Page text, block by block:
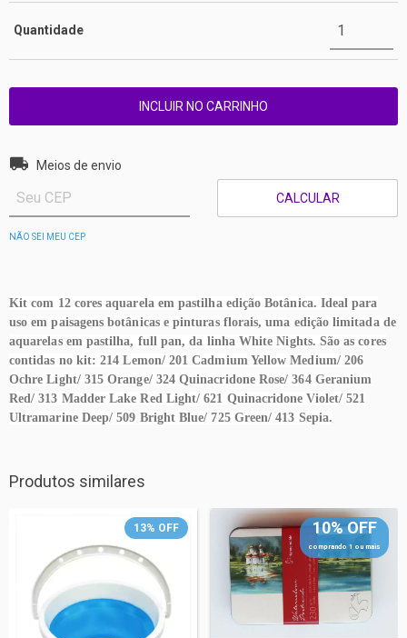
Quantidade
Entregas para o CEP:
Meios de envio
CALCULAR
NÃO SEI MEU CEP
Kit com 12 cores aquarela em pastilha edição Botânica. Ideal para
uso em paisagens botânicas e pinturas florais, uma edição limitada de
aquarelas em pastilha, full pan, da linha White Nights. São as cores
contidas no kit: 214 Lemon/ 201 Cadmium Yellow Medium/ 206
Ochre Light/ 315 Orange/ 324 Quinacridone Rose/ 364 Geranium
Red/ 313 Madder Lake Red Light/ 621 Quinacridone Violet/ 521
Ultramarine Deep/ 509 Bright Blue/ 725 Green/ 413 Sepia.
Produtos similares
13% OFF 10% OFF
comprando 1 ou mais